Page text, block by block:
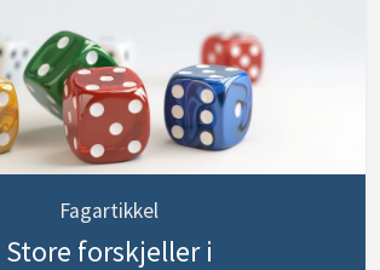
Fagartikkel
Store forskjeller i